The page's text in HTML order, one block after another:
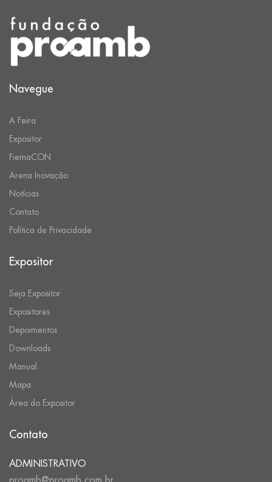
Navegue
A Feira
Expositor
FiemaCON
Arena Inovação
Notícias
Contato
Política de Privacidade
Expositor
Seja Expositor
Expositores
Depoimentos
Downloads
Manual
Mapa
Área do Expositor
Contato
ADMINISTRATIVO